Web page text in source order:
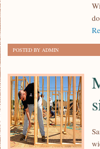
POSTED BY ADMIN